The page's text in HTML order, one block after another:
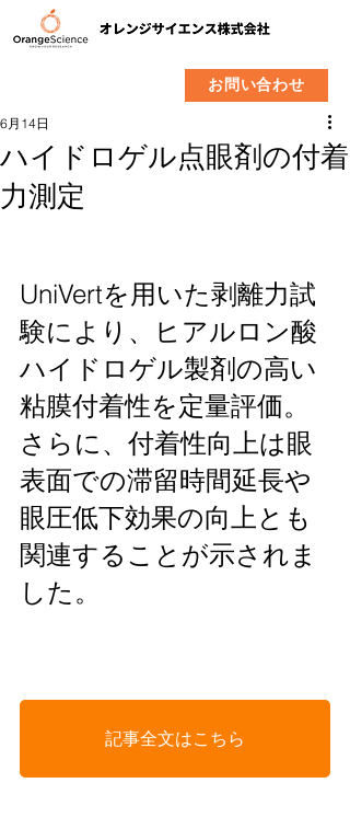
お問い合わせ
ハイドロゲル点眼剤の付着
力測定
6月14日
UniVertを用いた剥離力試
験により、ヒアルロン酸
ハイドロゲル製剤の高い
粘膜付着性を定量評価。
さらに、付着性向上は眼
表面での滞留時間延長や
眼圧低下効果の向上とも
関連することが示されま
した。
記事全文はこちら